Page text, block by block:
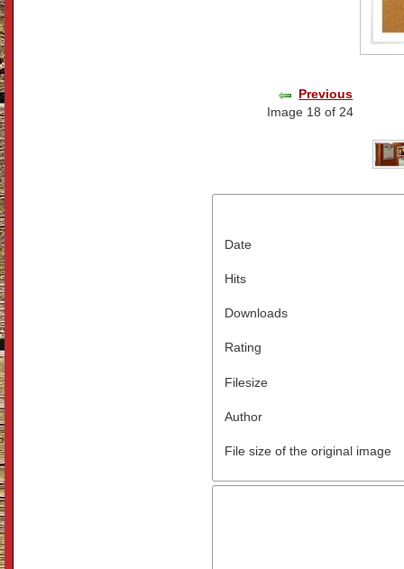
Previous
Image 18 of 24
Date
Hits
Downloads
Rating
Filesize
Author
File size of the original image